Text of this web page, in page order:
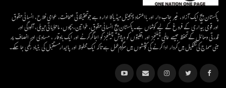
پاکستان پیج ایک آزاد، غیر جانب دار اور بااعتماد ڈیجیٹل میڈیاکا ادارہ ہے جو تحقیقاتی صحافت، عوامی فلاح، انسانی حقوق
اور قومی بیداری کے فروغ کے لیے کوشاں ہے۔پاکستان پیج انسانی حقوق، خواتین، بچوں، ماحولیاتی تبدیلی، آلودگی اور
قدرتی وسائل کے تحفظ جیسے عالمی چیلنجز اور اقلیتوں کو درپیش چیلنجز کو اجاگر کرنے اور ایک باوقار ، مساوی اور انصاف پر
مبنی سماج کی تشکیل میں کردار ادا کرنے کی کوششوں میں سرگرم عمل ہےتاکہ ایک محفوظ اور پائیدار مستقبل کی بنیاد رکھی جا سکے۔